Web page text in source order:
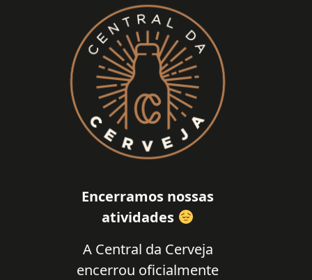
Encerramos nossas
atividades
A Central da Cerveja
encerrou oficialmente